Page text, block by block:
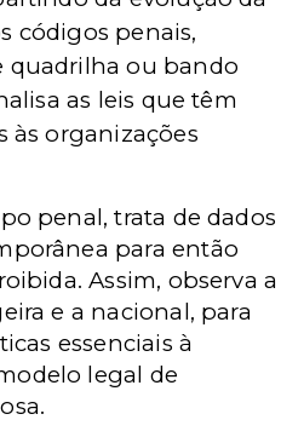
códigos penais,
quadrilha ou bando
as leis que têm
às organizações
penal, trata de dados
para então
Assim, observa a
e a nacional, para
essenciais à
legal de